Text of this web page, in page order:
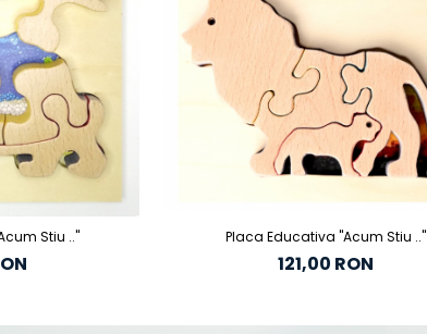
Stiu .." Placa Educativa "Acum Stiu .."
121,00 RON